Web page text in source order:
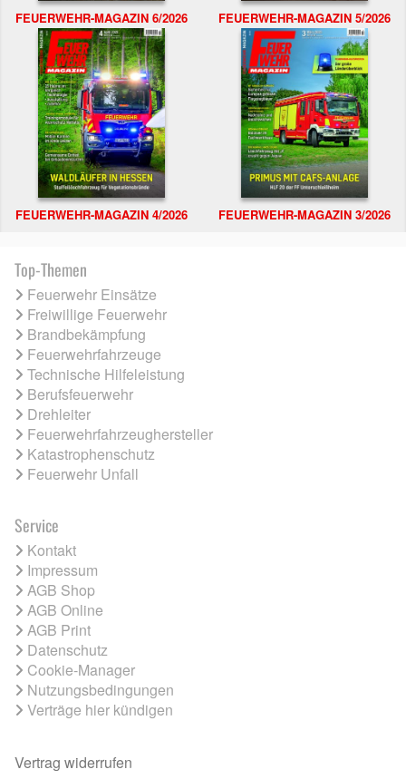
FEUERWEHR-MAGAZIN 6/2026 FEUERWEHR-MAGAZIN 5/2026
FEUERWEHR-MAGAZIN 4/2026 FEUERWEHR-MAGAZIN 3/2026
Top-Themen
Feuerwehr Einsätze
Freiwillige Feuerwehr
Brandbekämpfung
Feuerwehrfahrzeuge
Technische Hilfeleistung
Berufsfeuerwehr
Drehleiter
Feuerwehrfahrzeughersteller
Katastrophenschutz
Feuerwehr Unfall
Service
Kontakt
Impressum
AGB Shop
AGB Online
AGB Print
Datenschutz
Cookie-Manager
Nutzungsbedingungen
Verträge hier kündigen
Vertrag widerrufen